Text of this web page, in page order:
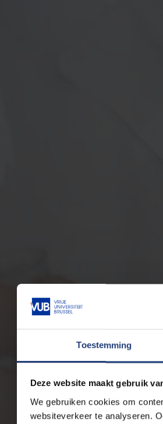
Toestemming
Deze website maakt gebruik
We gebruiken cookies om
websiteverkeer te analyseren.